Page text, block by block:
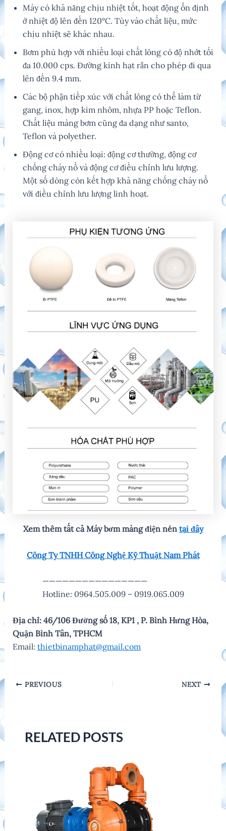
Máy có khả năng chịu nhiệt tốt, hoạt động ổn định
ở nhiệt độ lên đến 120°C. Tùy vào chất liệu, mức
chịu nhiệt sẽ khác nhau.
Bơm phù hợp với nhiều loại chất lỏng có độ nhớt tối
đa 10.000 cps. Đường kính hạt rắn cho phép đi qua
lên đến 9.4 mm.
Các bộ phận tiếp xúc với chất lỏng có thể làm từ
gang, inox, hợp kim nhôm, nhựa PP hoặc Teflon.
Chất liệu màng bơm cũng đa dạng như santo,
Teflon và polyether.
Động cơ có nhiều loại: động cơ thường, động cơ
chống cháy nổ và động cơ điều chỉnh lưu lượng.
Một số dòng còn kết hợp khả năng chống cháy nổ
với điều chỉnh lưu lượng linh hoạt.
Xem thêm tất cả Máy bơm màng điện nén tại đây
Công Ty TNHH Công Nghệ Kỹ Thuật Nam Phát
————————————————
Hotline: 0964.505.009 – 0919.065.009
Địa chỉ: 46/106 Đường số 18, KP1 , P. Bình Hưng Hòa,
Quận Bình Tân, TPHCM
Email: thietbinamphat@gmail.com
Post PREVIOUS NEXT
RELATED POSTS